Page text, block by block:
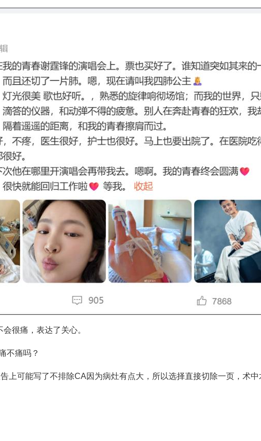
很痛，表达了关心。
不痛吗？
上可能写了不排除CA因为病灶有点大，所以选择直接切除一页，术